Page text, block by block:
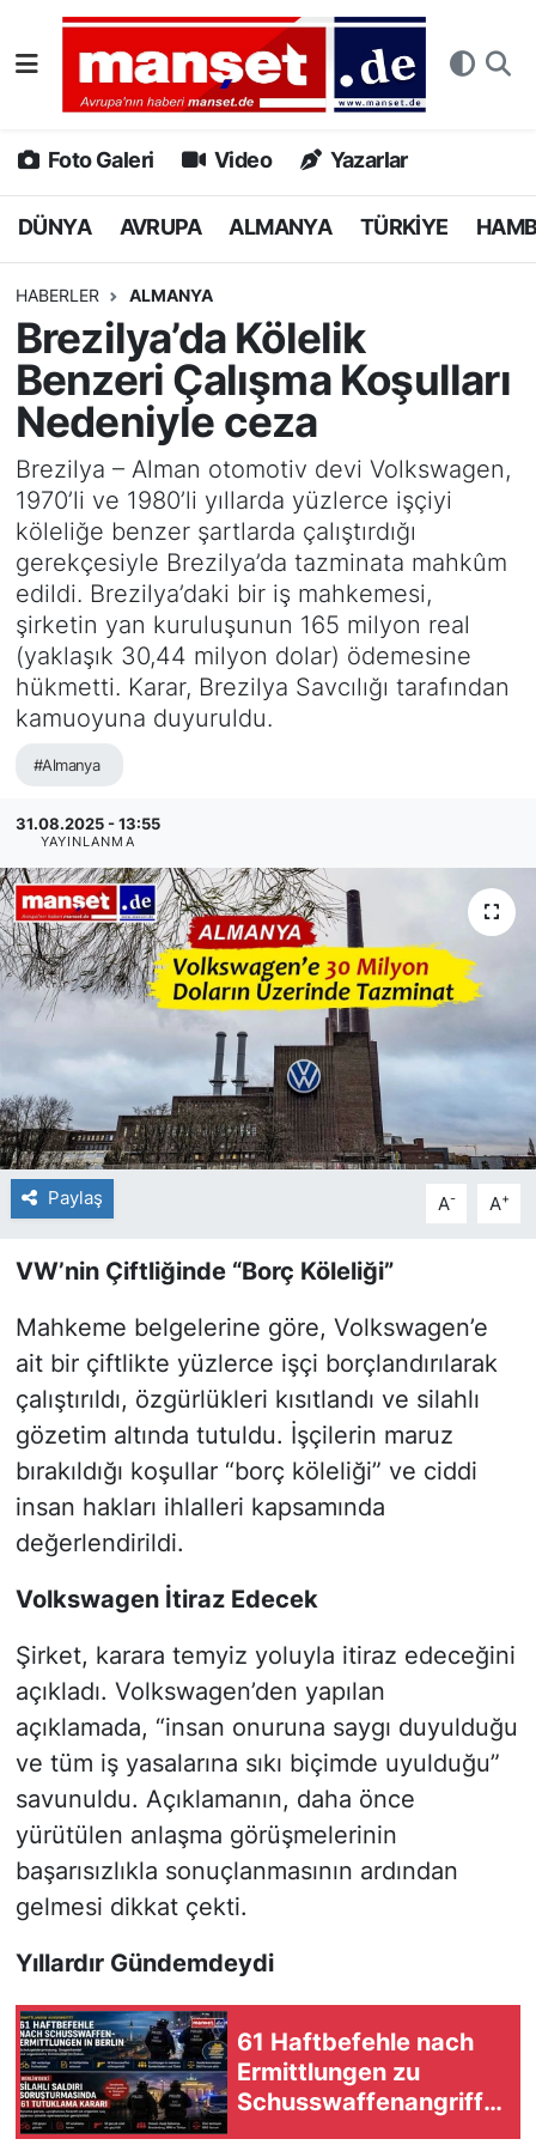
Foto Galeri Video Yazarlar
DÜNYA AVRUPA ALMANYA TÜRKİYE
HABERLER ALMANYA
Brezilya’da Kölelik
Benzeri Çalışma Koşulları
Nedeniyle ceza
Brezilya – Alman otomotiv devi Volkswagen,
1970’li ve 1980’li yıllarda yüzlerce işçiyi
köleliğe benzer şartlarda çalıştırdığı
gerekçesiyle Brezilya’da tazminata mahkûm
edildi. Brezilya’daki bir iş mahkemesi,
şirketin yan kuruluşunun 165 milyon real
(yaklaşık 30,44 milyon dolar) ödemesine
hükmetti. Karar, Brezilya Savcılığı tarafından
kamuoyuna duyuruldu.
#Almanya
31.08.2025 - 13:55
YAYINLANMA
Paylaş A- A+
VW’nin Çiftliğinde “Borç Köleliği”
Mahkeme belgelerine göre, Volkswagen’e
ait bir çiftlikte yüzlerce işçi borçlandırılarak
çalıştırıldı, özgürlükleri kısıtlandı ve silahlı
gözetim altında tutuldu. İşçilerin maruz
bırakıldığı koşullar “borç köleliği” ve ciddi
insan hakları ihlalleri kapsamında
değerlendirildi.
Volkswagen İtiraz Edecek
Şirket, karara temyiz yoluyla itiraz edeceğini
açıkladı. Volkswagen’den yapılan
açıklamada, “insan onuruna saygı duyulduğu
ve tüm iş yasalarına sıkı biçimde uyulduğu”
savunuldu. Açıklamanın, daha önce
yürütülen anlaşma görüşmelerinin
başarısızlıkla sonuçlanmasının ardından
gelmesi dikkat çekti.
Yıllardır Gündemdeydi
61 Haftbefehle nach
Ermittlungen zu
Schusswaffenangriffe
n in Berlin
DÜNYA
AVRUPA
ALMANYA
HAMBURG
SPOR
DEUTSCH
EKONOMİ
SİYASET
SAĞLIK
Nöbetçi Eczaneler
Hava Durumu
Namaz Vakitleri
Puan Durumu ve Fikstür
Tüm Manşetler
Son Dakika Haberleri
Haber Arşivi